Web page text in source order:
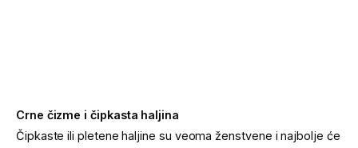
Crne čizme i čipkasta haljina
Čipkaste ili pletene haljine su veoma ženstvene i najbolje će